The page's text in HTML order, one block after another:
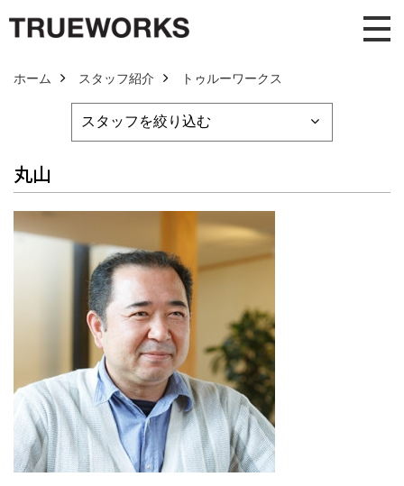
ホーム スタッフ紹介 トゥルーワークス
丸山